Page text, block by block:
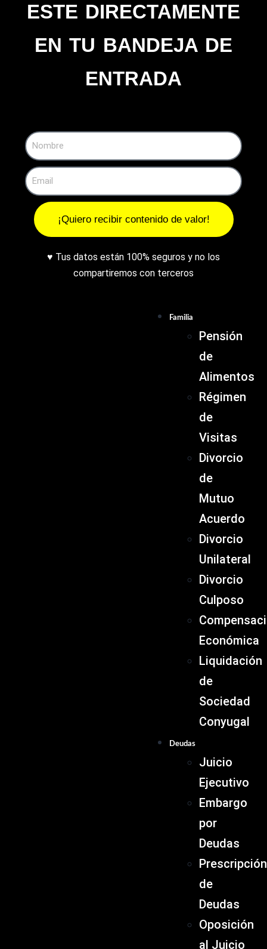
ESTE DIRECTAMENTE
EN TU BANDEJA DE
ENTRADA
¡Quiero recibir contenido de valor!
♥ Tus datos están 100% seguros y no los
compartiremos con terceros
Familia
Pensión
de
Alimentos
Régimen
de
Visitas
Divorcio
de
Mutuo
Acuerdo
Divorcio
Unilateral
Divorcio
Culposo
Económica
Liquidación
de
Sociedad
Conyugal
Deudas
Juicio
Ejecutivo
Embargo
por
Deudas
Prescripción
de
Deudas
Oposición
al Juicio